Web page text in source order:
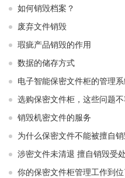
如何销毁档案？
废弃文件销毁
瑕疵产品销毁的作用
数据的储存方式
电子智能保密文件柜的管理
选购保密文件柜，这些问题
销毁机密文件的服务
为什么保密文件不能被擅自销
涉密文件未清退 擅自销毁受
你的保密文件柜管理工作到位